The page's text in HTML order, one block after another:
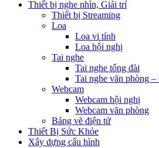
Thiết bị nghe nhìn, Giải trí
Thiết bị Streaming
Loa
Loa vi tính
Loa hội nghị
Tai nghe
Tai nghe tổng đài
Tai nghe văn phòng
Webcam
Webcam hội nghị
Webcam văn phòng
Bảng vẽ điện tử
Thiết Bị Sức Khỏe
Xây dựng cấu hình